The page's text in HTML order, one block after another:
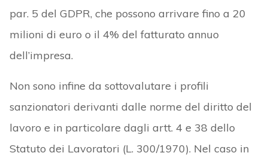
par. 5 del GDPR, che possono arrivare fino a 20
milioni di euro o il 4% del fatturato annuo
dell’impresa.
Non sono infine da sottovalutare i profili
sanzionatori derivanti dalle norme del diritto del
lavoro e in particolare dagli artt. 4 e 38 dello
Statuto dei Lavoratori (L. 300/1970). Nel caso in